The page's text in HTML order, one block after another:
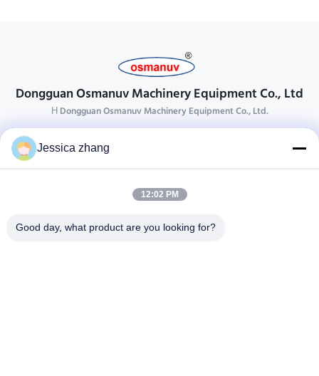
Dongguan Osmanuv Machinery Equipment Co., Ltd
Η Dongguan Osmanuv Machinery Equipment Co., Ltd.
28 δεύτερος ο βιομηχανικός, wei Liu chong, Wanjiang,
DongGuan, Guangdong, Κίνα
osmanuv@hotmail.com
Jessica zhang
12:02 PM
Good day, what product are you looking for?